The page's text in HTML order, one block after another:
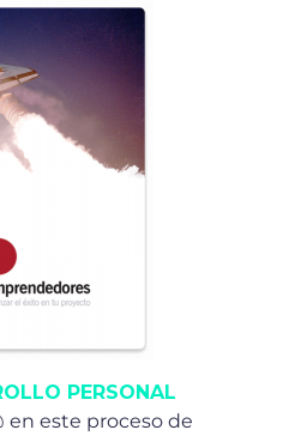
PERSONAL
en este proceso de